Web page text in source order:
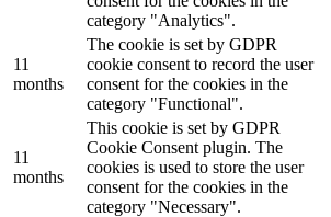
category "Analytics".
11
months
The cookie is set by GDPR
cookie consent to record the user
consent for the cookies in the
category "Functional".
11
months
This cookie is set by GDPR
Cookie Consent plugin. The
cookies is used to store the user
consent for the cookies in the
category "Necessary".